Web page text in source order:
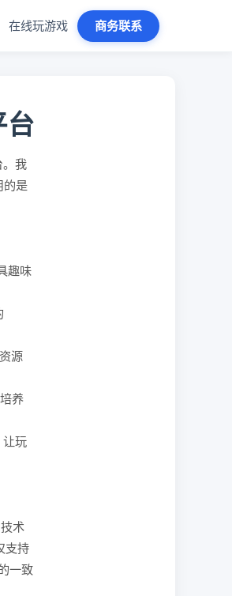
在线玩游戏 商务联系
台
。我
的是
趣味
源
养
让玩
术
支持
一致